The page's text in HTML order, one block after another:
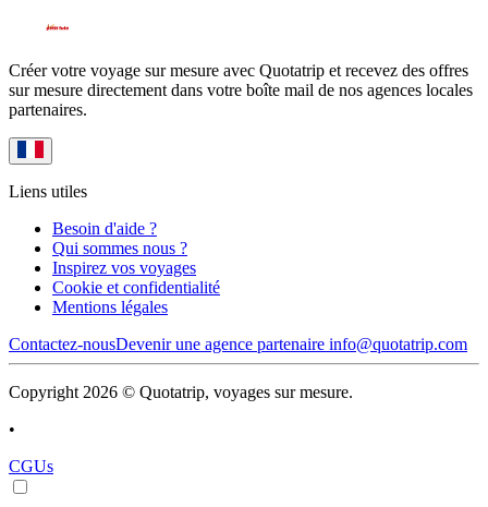
Créer votre voyage sur mesure avec Quotatrip et recevez des offres
sur mesure directement dans votre boîte mail de nos agences locales
partenaires.
Liens utiles
Besoin d'aide ?
Qui sommes nous ?
Inspirez vos voyages
Cookie et confidentialité
Mentions légales
Contactez-nousDevenir une agence partenaire info@quotatrip.com
Copyright 2026 © Quotatrip, voyages sur mesure.
•
CGUs